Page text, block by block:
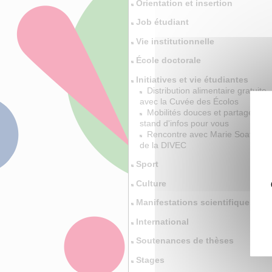
Orientation et insertion
Job étudiant
Vie institutionnelle
École doctorale
Initiatives et vie étudiantes
Distribution alimentaire gratuite
avec la Cuvée des Écolos
Mobilités douces et partagés, un
stand d'infos pour vous
Rencontre avec Marie Soatto,
de la DIVEC
Sport
Culture
Manifestations scientifiques
International
Soutenances de thèses
Stages